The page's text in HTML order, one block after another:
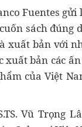
Fuentes
sách đúng
xuất bản với
xuất bản các
của Việt
Vũ Trọng